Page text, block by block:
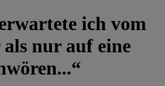
ich vom
nur auf eine